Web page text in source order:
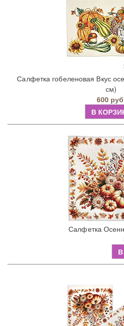
Салфетка гобеленовая Вкус
см)
600
В
Салфетка